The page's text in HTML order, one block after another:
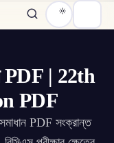
PDF | 22th
PDF
PDF সংক্রান্ত